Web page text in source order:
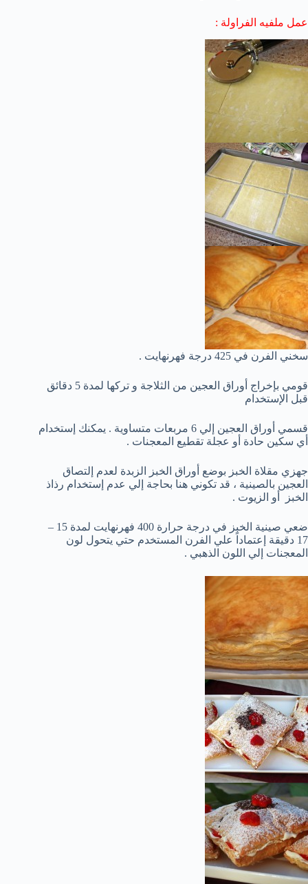
عمل ملفيه الفراولة :
سخني الفرن في 425 درجة فهرنهايت .
قومي بإخراج أوراق العجين من الثلاجة و تركها لمدة 5 دقائق
قبل الإستخدام
قسمي أوراق العجين إلي 6 مربعات متساوية . يمكنك إستخدام
أي سكين حادة أو عجلة تقطيع المعجنات .
جهزي مقلاة الخبز بوضع أوراق الخبز الزبدة لعدم إلتصاق
العجين بالصينية ، قد تكوني هنا بحاجة إلي عدم إستخدام رذاذ
الخبز أو الزيوت .
ضعي صينية الخبز في درجة حرارة 400 فهرنهايت لمدة 15 –
17 دقيقة إعتماداً علي الفرن المستخدم حتي يتحول لون
المعجنات إلي اللون الذهبي .